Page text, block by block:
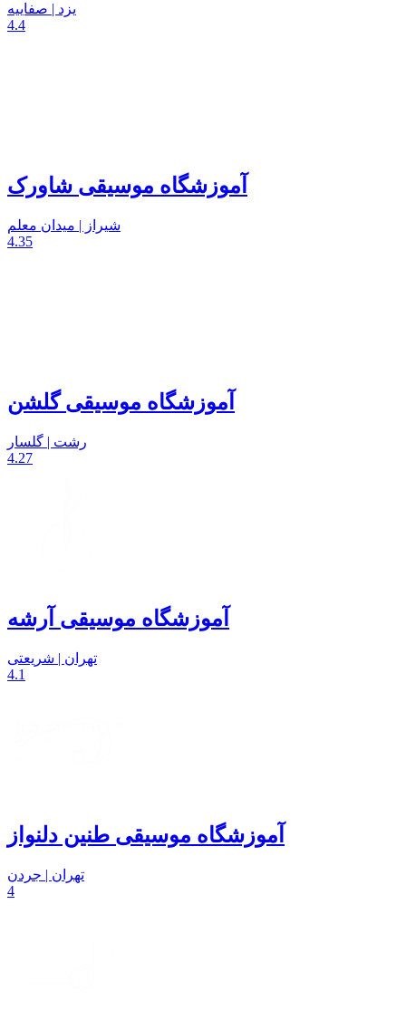
یزد | صفاییه
4.4
آموزشگاه موسیقی شاورک
شیراز | میدان معلم
4.35
آموزشگاه موسیقی گلشن
رشت | گلسار
4.27
آموزشگاه موسیقی آرشه
تهران | شریعتی
4.1
آموزشگاه موسیقی طنین دلنواز
تهران | جردن
4